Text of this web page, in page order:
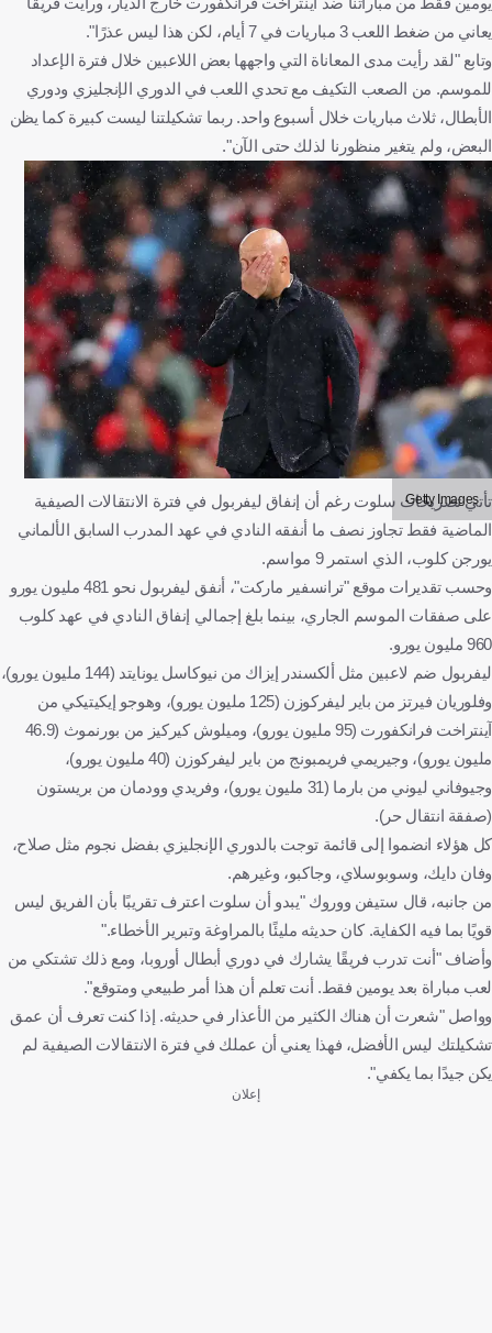
يعاني من ضغط اللعب 3 مباريات في 7 أيام، لكن هذا ليس عذرًا".
وتابع "لقد رأيت مدى المعاناة التي واجهها بعض اللاعبين خلال فترة الإعداد
للموسم. من الصعب التكيف مع تحدي اللعب في الدوري الإنجليزي ودوري
الأبطال، ثلاث مباريات خلال أسبوع واحد. ربما تشكيلتنا ليست كبيرة كما يظن
البعض، ولم يتغير منظورنا لذلك حتى الآن".
Getty Images
تأتي تصريحات سلوت رغم أن إنفاق ليفربول في فترة الانتقالات الصيفية
الماضية فقط تجاوز نصف ما أنفقه النادي في عهد المدرب السابق الألماني
يورجن كلوب، الذي استمر 9 مواسم.
وحسب تقديرات موقع "ترانسفير ماركت"، أنفق ليفربول نحو 481 مليون يورو
على صفقات الموسم الجاري، بينما بلغ إجمالي إنفاق النادي في عهد كلوب
960 مليون يورو.
ليفربول ضم لاعبين مثل ألكسندر إيزاك من نيوكاسل يونايتد (144 مليون يورو)،
وفلوريان فيرتز من باير ليفركوزن (125 مليون يورو)، وهوجو إيكيتيكي من
آينتراخت فرانكفورت (95 مليون يورو)، وميلوش كيركيز من بورنموث (46.9
مليون يورو)، وجيريمي فريمبونج من باير ليفركوزن (40 مليون يورو)،
وجيوفاني ليوني من بارما (31 مليون يورو)، وفريدي وودمان من بريستون
(صفقة انتقال حر).
كل هؤلاء انضموا إلى قائمة توجت بالدوري الإنجليزي بفضل نجوم مثل صلاح،
وفان دايك، وسوبوسلاي، وجاكبو، وغيرهم.
من جانبه، قال ستيفن ووروك "يبدو أن سلوت اعترف تقريبًا بأن الفريق ليس
قويًا بما فيه الكفاية. كان حديثه مليئًا بالمراوغة وتبرير الأخطاء."
وأضاف "أنت تدرب فريقًا يشارك في دوري أبطال أوروبا، ومع ذلك تشتكي من
لعب مباراة بعد يومين فقط. أنت تعلم أن هذا أمر طبيعي ومتوقع".
وواصل "شعرت أن هناك الكثير من الأعذار في حديثه. إذا كنت تعرف أن عمق
تشكيلتك ليس الأفضل، فهذا يعني أن عملك في فترة الانتقالات الصيفية لم
يكن جيدًا بما يكفي".
إعلان